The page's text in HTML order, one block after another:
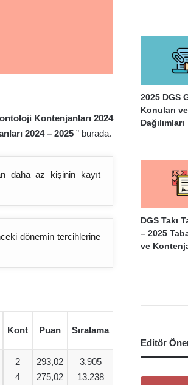
Kontenjanları 2024
2024 – 2025 ” burada.
daha az kişinin kayıt
dönemin tercihlerine
Kont Puan Sıralama
2
4
293,02
275,02
3.905
13.238
2025 DGS
Konuları
Dağılımları
DGS Takı
– 2025
ve
Editör